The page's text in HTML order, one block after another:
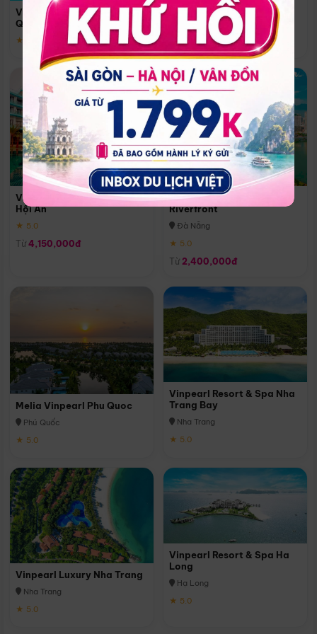
Vinpearl Resort & Spa Phu
Quoc
★ 5.0
Quoc
Phú Quốc
★ 5.0
Vinpearl Resort & Golf Nam
Hội An
★ 5.0
Từ 4,150,000đ
Melia Vinpearl Danang
Riverfront
Đà Nẵng
★ 5.0
Từ 2,400,000đ
Melia Vinpearl Phu Quoc
Phú Quốc
★ 5.0
Vinpearl Resort & Spa Nha
Trang Bay
Nha Trang
★ 5.0
Vinpearl Luxury Nha Trang
Nha Trang
★ 5.0
Vinpearl Resort & Spa Ha
Long
Hạ Long
★ 5.0